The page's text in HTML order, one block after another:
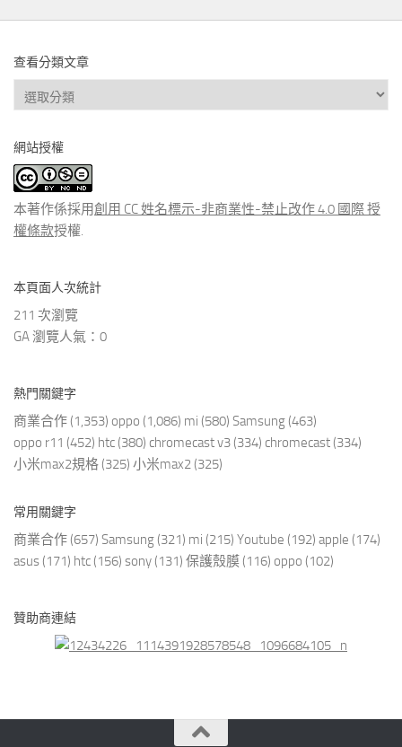
查看分類文章
查
看
類
文
章
網站授權
本著作係採用創用 CC 姓名標示-非商業性-禁止改作 4.0 國際 授
權條款授權.
本頁面人次統計
211 次瀏覽
GA 瀏覽人氣：0
熱門關鍵字
商業合作 (1,353) oppo (1,086) mi (580) Samsung (463)
oppo r11 (452) htc (380) chromecast v3 (334) chromecast (334)
小米max2規格 (325) 小米max2 (325)
常用關鍵字
商業合作 (657) Samsung (321) mi (215) Youtube (192) apple (174)
asus (171) htc (156) sony (131) 保護殼膜 (116) oppo (102)
贊助商連結